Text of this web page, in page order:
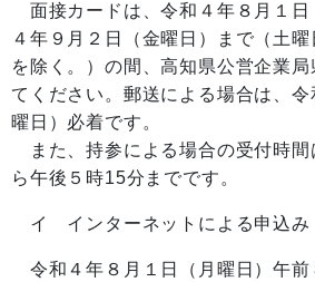
面接カードは、令和４年８月１日
４年９月２日（金曜日）まで（土曜
を除く。）の間、高知県公営企業
てください。郵送による場合は、
曜日）必着です。
また、持参による場合の受付時間
ら午後５時15分までです。
イ インターネットによる申込み
令和４年８月１日（月曜日）午前